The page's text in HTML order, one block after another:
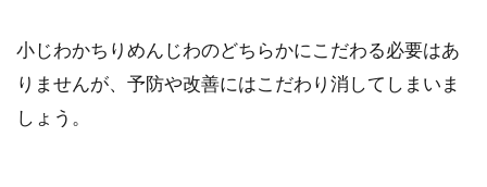
小じわかちりめんじわのどちらかにこだわる必要はあ
りませんが、予防や改善にはこだわり消してしまいま
しょう。